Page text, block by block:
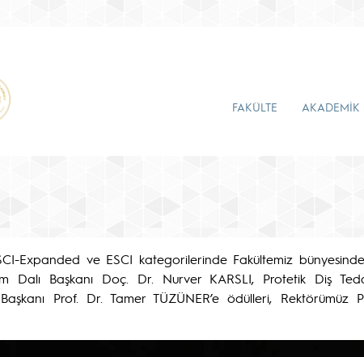
FAKÜLTE AKADEMİK
Expanded ve ESCI kategorilerinde Fakültemiz
Dalı Başkanı Doç. Dr. Nurver KARSLI, Protetik Diş
Prof. Dr. Tamer TÜZÜNER’e ödülleri,